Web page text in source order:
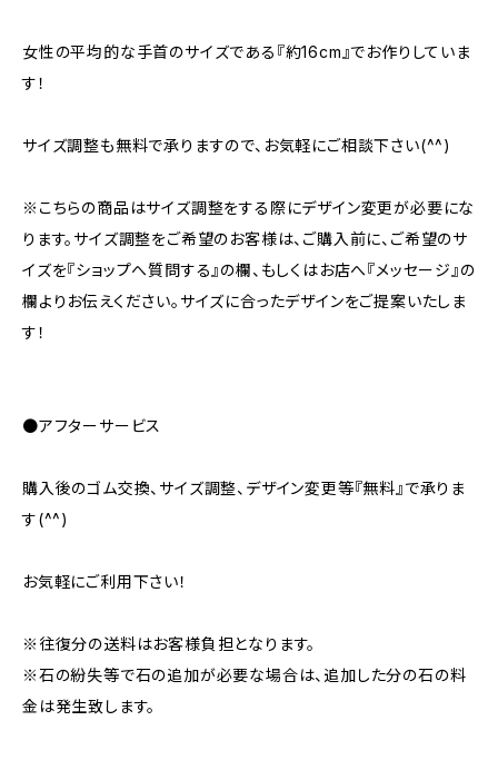
女性の平均的な手首のサイズである『約16cm』でお作りしていま
す！
サイズ調整も無料で承りますので、お気軽にご相談下さい(^^)
※こちらの商品はサイズ調整をする際にデザイン変更が必要にな
ります。サイズ調整をご希望のお客様は、ご購入前に、ご希望のサ
イズを『ショップへ質問する』の欄、もしくはお店へ『メッセージ』の
欄よりお伝えください。サイズに合ったデザインをご提案いたしま
す！
●アフターサービス
購入後のゴム交換、サイズ調整、デザイン変更等『無料』で承りま
す(^^)
お気軽にご利用下さい！
※往復分の送料はお客様負担となります。
※石の紛失等で石の追加が必要な場合は、追加した分の石の料
金は発生致します。